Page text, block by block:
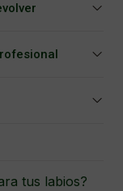
tus labios?